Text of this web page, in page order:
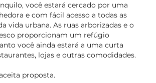
você estará cercado por uma
e com fácil acesso a todas as
vida urbana. As ruas arborizadas e o
proporcionam um refúgio
você ainda estará a uma curta
lojas e outras comodidades.
proposta.